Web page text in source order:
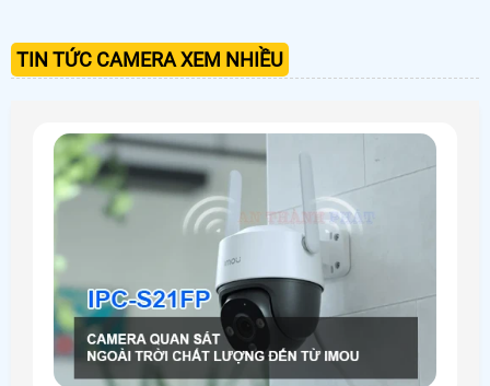
TIN TỨC CAMERA XEM NHIỀU